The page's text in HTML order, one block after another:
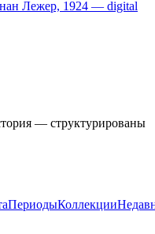
— структурированы
ПериодыКоллекции